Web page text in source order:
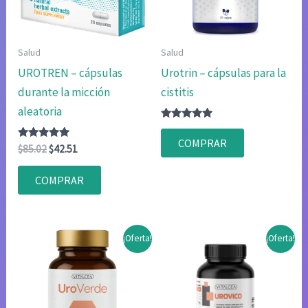
Salud
UROTREN – cápsulas
durante la micción
aleatoria
Valorado
con
4.75
de 5
$85.02El
original
era:
$42.51
actual
es:
COMPRAR
Salud
Urotrin – cápsulas para la
cistitis
Valorado
4.75
de 5
COMPRAR
¡Oferta! ¡Oferta!